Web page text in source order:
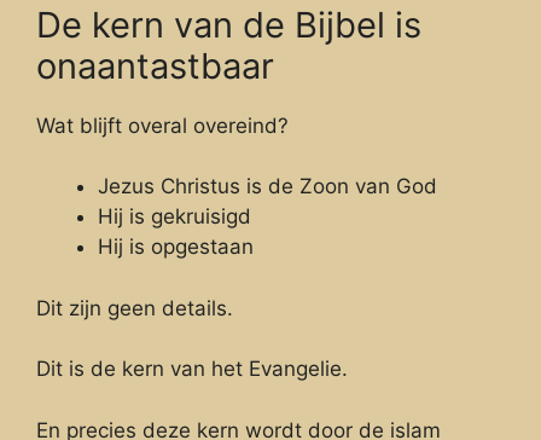
De kern van de Bijbel is
onaantastbaar
Wat blijft overal overeind?
Jezus Christus is de Zoon van God
Hij is gekruisigd
Hij is opgestaan
Dit zijn geen details.
Dit is de kern van het Evangelie.
En precies deze kern wordt door de islam